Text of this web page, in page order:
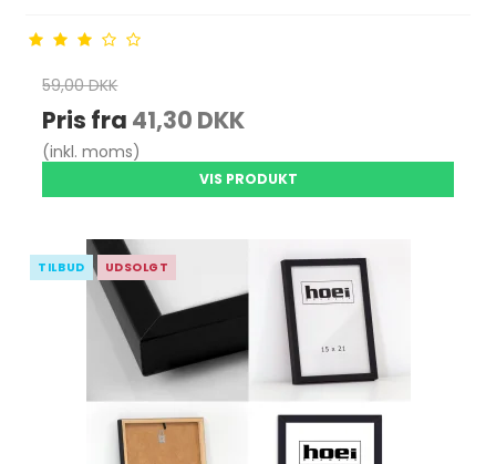
59,00 DKK
Pris fra 41,30 DKK
(inkl. moms)
VIS PRODUKT
TILBUD UDSOLGT